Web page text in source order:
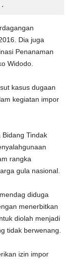
Dia juga
Penanaman
Widodo.
kasus dugaan
kegiatan impor
Bidang Tindak
rangka
gula nasional.
diduga
menerbitkan
diolah menjadi
tidak berwenang.
izin impor